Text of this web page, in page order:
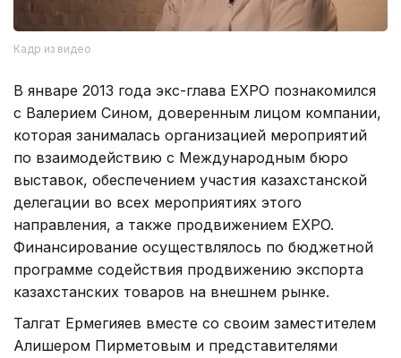
Кадр из видео
В январе 2013 года экс-глава EXPO познакомился
с Валерием Сином, доверенным лицом компании,
которая занималась организацией мероприятий
по взаимодействию с Международным бюро
выставок, обеспечением участия казахстанской
делегации во всех мероприятиях этого
направления, а также продвижением EXPO.
Финансирование осуществлялось по бюджетной
программе содействия продвижению экспорта
казахстанских товаров на внешнем рынке.
Талгат Ермегияев вместе со своим заместителем
Алишером Пирметовым и представителями